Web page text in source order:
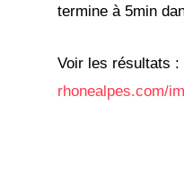
termine à 5min
Voir les résultats :
rhonealpes.com/